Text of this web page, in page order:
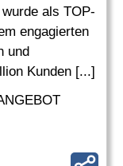
als TOP-
engagierten
und
Kunden [...]